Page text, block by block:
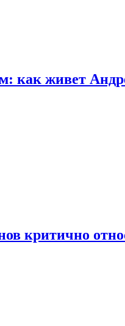
как живет
критично